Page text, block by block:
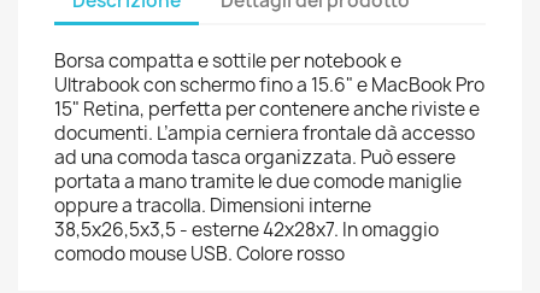
Borsa compatta e sottile per notebook e
Ultrabook con schermo fino a 15.6" e MacBook Pro
15" Retina, perfetta per contenere anche riviste e
documenti. L’ampia cerniera frontale dà accesso
ad una comoda tasca organizzata. Può essere
portata a mano tramite le due comode maniglie
oppure a tracolla. Dimensioni interne
38,5x26,5x3,5 - esterne 42x28x7. In omaggio
comodo mouse USB. Colore rosso